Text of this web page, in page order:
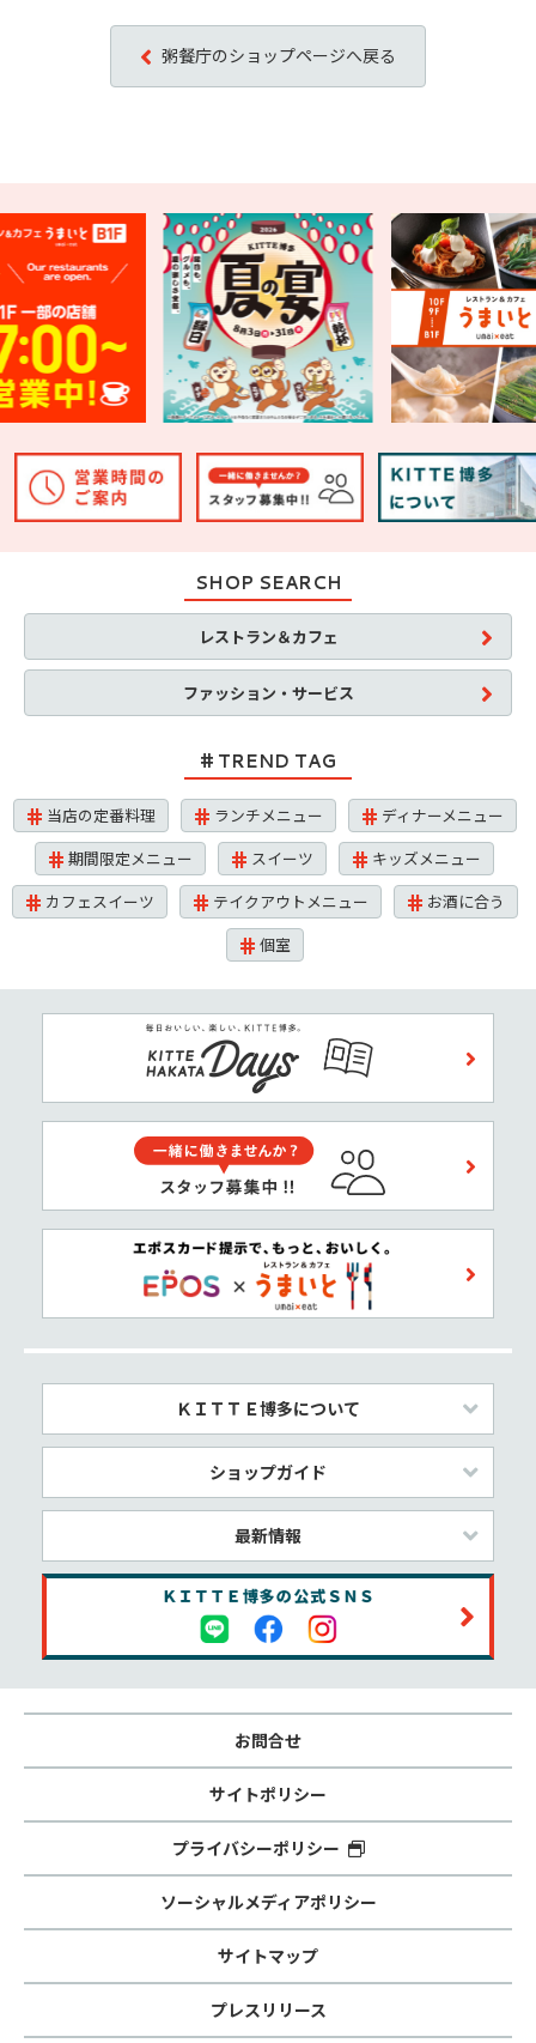
粥餐庁のショップページへ戻る
SHOP SEARCH
レストラン＆カフェ
ファッション・サービス
TREND TAG
当店の定番料理 ランチメニュー
ディナーメニュー
期間限定メニュー
スイーツ
キッズメニュー
カフェスイーツ
テイクアウトメニュー
お酒に合う
個室
ＫＩＴＴＥ博多について
ショップガイド
最新情報
お問合せ
サイトポリシー
プライバシーポリシー
ソーシャルメディアポリシー
サイトマップ
プレスリリース